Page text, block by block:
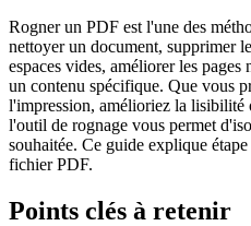
Rogner un PDF est l'une des
nettoyer un document, supprimer
espaces vides, améliorer les
un contenu spécifique. Que vous
l'impression, amélioriez la lisibilité
l'outil de rognage vous permet
souhaitée. Ce guide explique
fichier PDF.
Points clés à retenir